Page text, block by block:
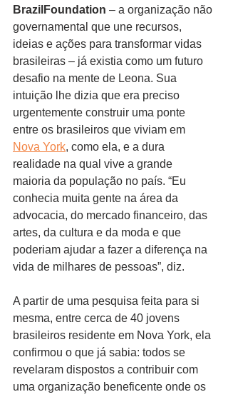
BrazilFoundation – a organização não
governamental que une recursos,
ideias e ações para transformar vidas
brasileiras – já existia como um futuro
desafio na mente de Leona. Sua
intuição lhe dizia que era preciso
urgentemente construir uma ponte
entre os brasileiros que viviam em
Nova York, como ela, e a dura
realidade na qual vive a grande
maioria da população no país. “Eu
conhecia muita gente na área da
advocacia, do mercado financeiro, das
artes, da cultura e da moda e que
poderiam ajudar a fazer a diferença na
vida de milhares de pessoas”, diz.
A partir de uma pesquisa feita para si
mesma, entre cerca de 40 jovens
brasileiros residente em Nova York, ela
confirmou o que já sabia: todos se
revelaram dispostos a contribuir com
uma organização beneficente onde os